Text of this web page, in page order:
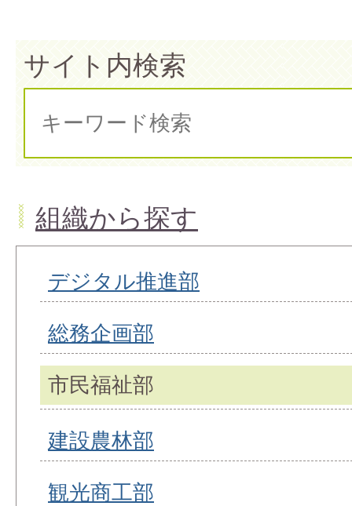
サイト内検索
組織から探す
デジタル推進部
総務企画部
市民福祉部
建設農林部
観光商工部